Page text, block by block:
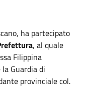
ha partecipato
, al quale
Filippina
Guardia di
provinciale col.